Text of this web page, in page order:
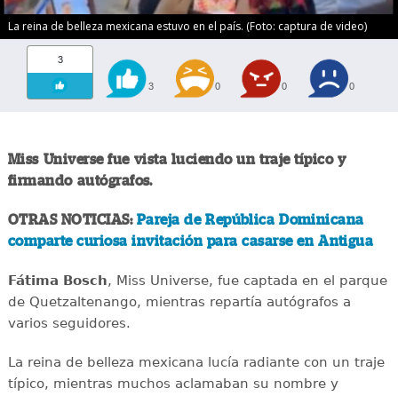
La reina de belleza mexicana estuvo en el país. (Foto: captura de video)
3
3 0 0 0
Miss Universe fue vista luciendo un traje típico y
firmando autógrafos.
OTRAS NOTICIAS: Pareja de República Dominicana
comparte curiosa invitación para casarse en Antigua
Fátima Bosch, Miss Universe, fue captada en el parque
de Quetzaltenango, mientras repartía autógrafos a
varios seguidores.
La reina de belleza mexicana lucía radiante con un traje
típico, mientras muchos aclamaban su nombre y